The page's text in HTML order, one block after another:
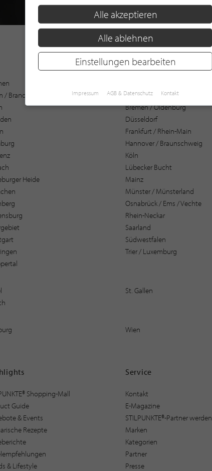
/ Brandenburg
Bochum
Bremen / Oldenburg
Düsseldorf
Frankfurt / Rhein-Main
Hannover / Braunschweig
Köln
Lübecker Bucht
Heide
Mainz
Münster / Münsterland
Osnabrück / Ems / Vechte
Rhein-Neckar
Saarland
Südwestfalen
Trier / Luxemburg
St. Gallen
Wien
Shopping-Mall
Guide
& Events
Rezepte
& Lifestyle
Service
Kontakt
E-Magazine
STILPUNKTE®-Partner werden
Marken
Kategorien
Partner
Presse
Alle akzeptieren
Alle ablehnen
Einstellungen bearbeiten
Impressum AGB & Datenschutz Kontakt